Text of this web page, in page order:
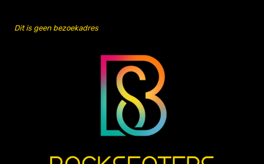
Dit is geen bezoekadres